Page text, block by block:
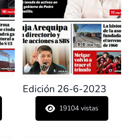
Edición 26-6-2023
19104 vistas